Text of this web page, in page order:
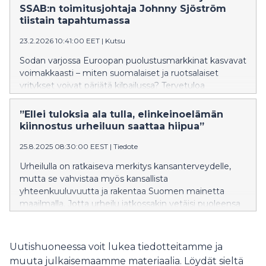
Johnny Sjöström.
SSAB:n toimitusjohtaja Johnny Sjöström
tiistain tapahtumassa
23.2.2026 10:41:00 EET | Kutsu
Sodan varjossa Euroopan puolustusmarkkinat kasvavat
voimakkaasti – miten suomalaiset ja ruotsalaiset
yritykset voivat pärjätä kilpailussa? Tervetuloa
huipputason seminaariin, jossa puhuvat muun muassa
puolustusministeri Antti Häkkänen ja SSAB:n
toimitusjohtaja Johnny Sjöström.
”Ellei tuloksia ala tulla, elinkeinoelämän
kiinnostus urheiluun saattaa hiipua”
25.8.2025 08:30:00 EEST | Tiedote
Urheilulla on ratkaiseva merkitys kansanterveydelle,
mutta se vahvistaa myös kansallista
yhteenkuuluvuutta ja rakentaa Suomen mainetta
maailmalla. Jotta urheilu jatkossakin vetäisi puoleensa
rooli. Uusien huippujen kasvattaminen edellyttää
osaavia valmentajia, selkeitä ja toimivia organisaatioita
Uutishuoneessa voit lukea tiedotteitamme ja
muuta julkaisemaamme materiaalia. Löydät sieltä